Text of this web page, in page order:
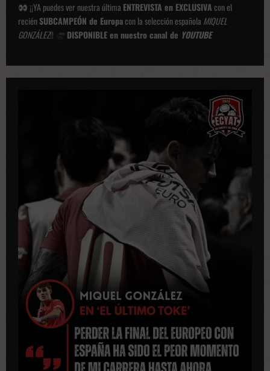
¡¡YA puedes ver nuestra última ENTREVISTA en EXCLUSIVAcon el
reciénSUBCAMPEÓN de Europacon la selección española MIQUEL
GONZÁLEZ!! DISPONIBLE en nuestro canal de YOUTUBE